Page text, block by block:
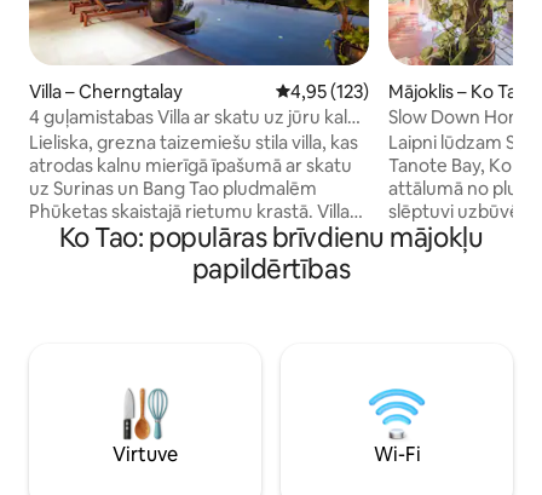
Villa – Cherngtalay Vidējais vērtējums: 4,95 no 5,
4,95 (123)
4 guļamistabas Villa ar skatu uz jūru kalna
virsotnē, Phūketa
Lieliska, grezna taizemiešu stila villa, kas
atrodas kalnu mierīgā īpašumā ar skatu
uz Surinas un Bang Tao pludmalēm
Phūketas skaistajā rietumu krastā. Villa
400m2 platībā, 4 guļamistabas ar King
izmēra gultām, vannasistabas. Pilnībā
mēbelēts un dekorēts ar Āzijas mākslas
minūšu gājiena attālumā no villas.
Iekļautas brokastis un divvirzienu
lidostas transfēri.
Mājoklis – Ko Tao
Slow Down
Laipni lūdzam
Tanote Bay, Koh Tao! Tikai īsas
attālumā no
slēptuvi uzbūvēja
gadiem un ar
saglabātu tās
Homestay ir jūsu
Rezervējiet tūlīt,
atpūtu, kurā
Ko Tao: populāras brīvdienu mājokļu
papildērtības
Virtuve Wi-Fi